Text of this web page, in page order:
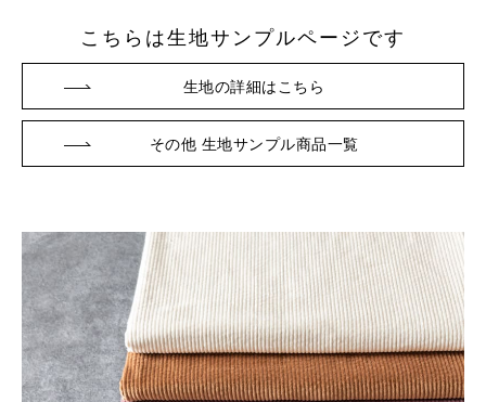
こちらは生地サンプルページです
生地の詳細はこちら
その他 生地サンプル商品一覧